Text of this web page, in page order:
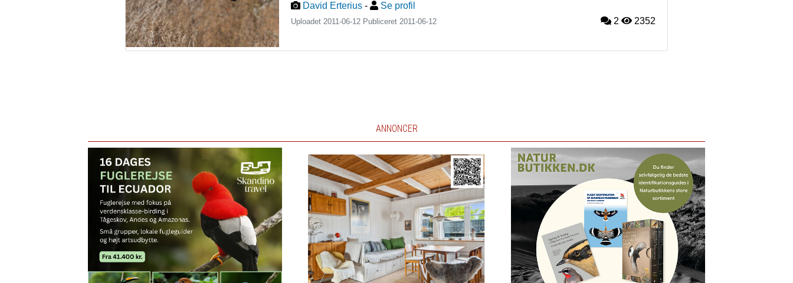
David Erterius - Se profil
Uploadet 2011-06-12 Publiceret2011-06-12 2 2352
ANNONCER